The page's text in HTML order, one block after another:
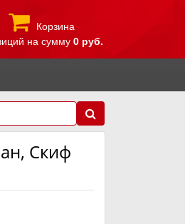
Корзина
на сумму 0 руб.
Скиф